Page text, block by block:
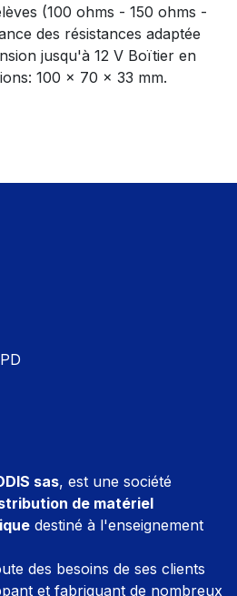
(100 ohms - 150 ohms -
des résistances adaptée
jusqu'à 12 V Boïtier en
100 x 70 x 33 mm.
sas, est une société
de matériel
destiné à l'enseignement
des besoins de ses clients
et fabriquant de nombreux